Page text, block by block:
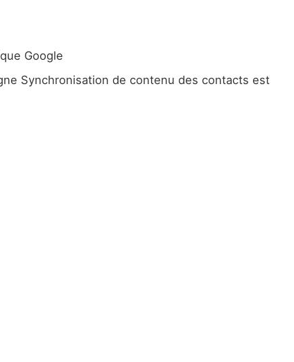
Google
Synchronisation de contenu des contacts est